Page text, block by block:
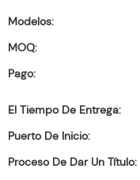
Modelos:
MOQ:
Pago:
El Tiempo De Entrega:
Puerto De Inicio:
Proceso De Dar Un Título: